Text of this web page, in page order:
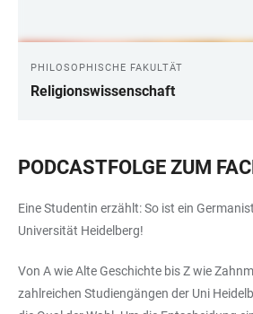
PHILOSOPHISCHE FAKULTÄT
Religionswissenschaft
PODCASTFOLGE ZUM
Eine Studentin erzählt: So ist ein
Universität Heidelberg!
Von A wie Alte Geschichte bis Z wie
zahlreichen Studiengängen der Uni